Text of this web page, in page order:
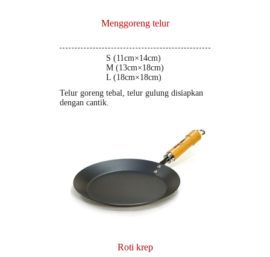
Menggoreng telur
S (11cm×14cm)
M (13cm×18cm)
L (18cm×18cm)
Telur goreng tebal, telur gulung disiapkan
dengan cantik.
Roti krep